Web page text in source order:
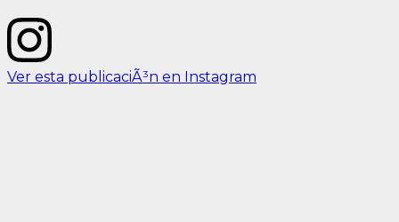
Ver esta publicaciÃ³n en Instagram